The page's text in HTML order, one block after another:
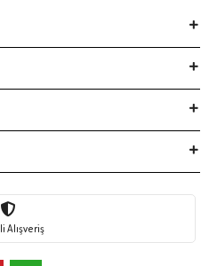
Alışveriş